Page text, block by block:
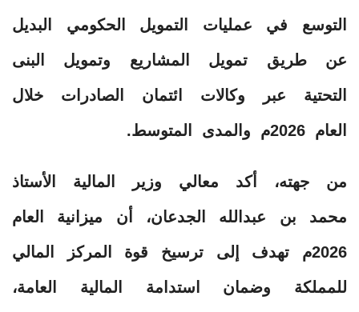
التوسع في عمليات التمويل الحكومي البديل
عن طريق تمويل المشاريع وتمويل البنى
التحتية عبر وكالات ائتمان الصادرات خلال
العام 2026م والمدى المتوسط.
من جهته، أكد معالي وزير المالية الأستاذ
محمد بن عبدالله الجدعان، أن ميزانية العام
2026م تهدف إلى ترسيخ قوة المركز المالي
للمملكة وضمان استدامة المالية العامة،